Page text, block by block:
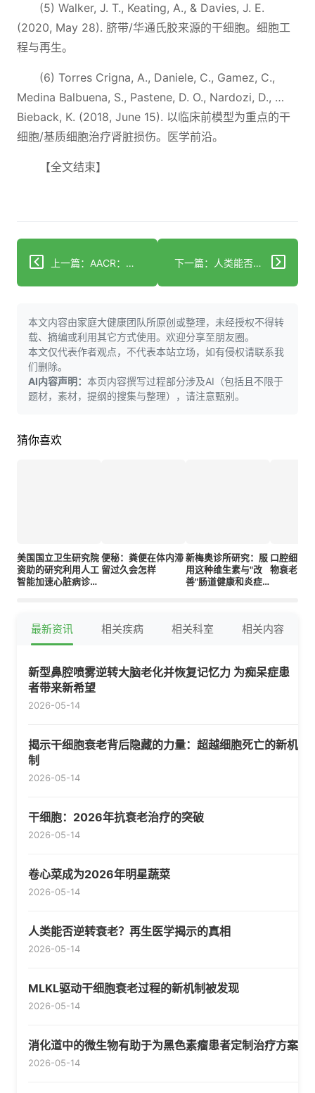
(5) Walker, J. T., Keating, A., & Davies, J. E.
(2020, May 28). 脐带/华通氏胶来源的干细胞。细胞工
程与再生。
(6) Torres Crigna, A., Daniele, C., Gamez, C.,
Medina Balbuena, S., Pastene, D. O., Nardozi, D., …
Bieback, K. (2018, June 15). 以临床前模型为重点的干
细胞/基质细胞治疗肾脏损伤。医学前沿。
【全文结束】
上一篇：AACR：新平台利用机器学习预测肺癌患者治疗反应 下一篇：人类能否逆转衰老？再生医学揭示的真相
本文内容由家庭大健康团队所原创或整理，未经授权不得转
载、摘编或利用其它方式使用。欢迎分享至朋友圈。
本文仅代表作者观点，不代表本站立场，如有侵权请联系我
们删除。
AI内容声明： 本页内容撰写过程部分涉及AI（包括且不限于
题材，素材，提纲的搜集与整理），请注意甄别。
猜你喜欢
美国国立卫生研究院
资助的研究利用人工
智能加速心脏病诊断
便秘：粪便在体内滞
留过久会怎样
新梅奥诊所研究：服
用这种维生素与"改
善"肠道健康和炎症
口腔细菌
物衰老，
最新资讯 相关疾病 相关科室 相关内容
新型鼻腔喷雾逆转大脑老化并恢复记忆力 为痴呆症患
者带来新希望
2026-05-14
揭示干细胞衰老背后隐藏的力量：超越细胞死亡的新机
制
2026-05-14
干细胞：2026年抗衰老治疗的突破
2026-05-14
卷心菜成为2026年明星蔬菜
2026-05-14
人类能否逆转衰老？再生医学揭示的真相
2026-05-14
MLKL驱动干细胞衰老过程的新机制被发现
2026-05-14
消化道中的微生物有助于为黑色素瘤患者定制治疗方案
2026-05-14